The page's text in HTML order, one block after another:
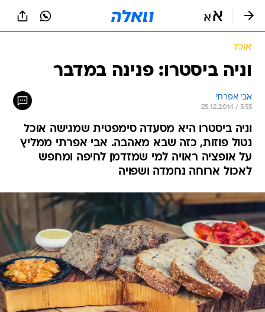
אוכל
וניה ביסטרו: פנינה במדבר
אבי אפרתי
25.12.2014 / 5:55
וניה ביסטרו היא מסעדה סימפטית שמגישה אוכל
נטול פוזות, כזה שבא מאהבה. אבי אפרתי ממליץ
על אופציה ראויה למי שמזדמן לחיפה ומחפש
לאכול ארוחה נחמדה ושפויה